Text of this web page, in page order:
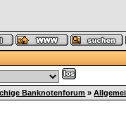
Banknotenforum »